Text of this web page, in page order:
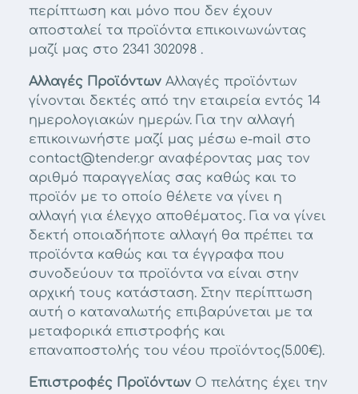
περίπτωση και μόνο που δεν έχουν
αποσταλεί τα προϊόντα επικοινωνώντας
μαζί μας στο 2341 302098 .
Αλλαγές Προϊόντων Αλλαγές προϊόντων
γίνονται δεκτές από την εταιρεία εντός 14
ημερολογιακών ημερών. Για την αλλαγή
επικοινωνήστε μαζί μας μέσω e-mail στο
contact@tender.gr αναφέροντας μας τον
αριθμό παραγγελίας σας καθώς και το
προϊόν με το οποίο θέλετε να γίνει η
αλλαγή για έλεγχο αποθέματος. Για να γίνει
δεκτή οποιαδήποτε αλλαγή θα πρέπει τα
προϊόντα καθώς και τα έγγραφα που
συνοδεύουν τα προϊόντα να είναι στην
αρχική τους κατάσταση. Στην περίπτωση
αυτή ο καταναλωτής επιβαρύνεται με τα
μεταφορικά επιστροφής και
επαναποστολής του νέου προϊόντος(5.00€).
Επιστροφές Προϊόντων Ο πελάτης έχει την